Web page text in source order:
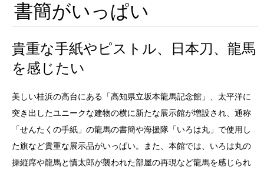
書簡がいっぱい
貴重な手紙やピストル、日本刀、龍馬
を感じたい
美しい桂浜の高台にある「高知県立坂本龍馬記念館」、太平洋に
突き出したユニークな建物の横に新たな展示館が増設され、通称
「せんたくの手紙」の龍馬の書簡や海援隊「いろは丸」で使用し
た旗など貴重な展示品がいっぱい。また、本館では、いろは丸の
操縦席や龍馬と慎太郎が襲われた部屋の再現など龍馬を感じられ